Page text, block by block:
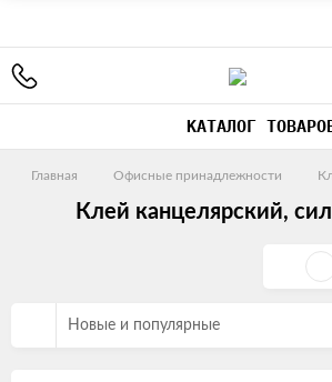
КАТАЛОГ
Главная Офисные принадлежности
Клей канцелярский,
Новые и популярные